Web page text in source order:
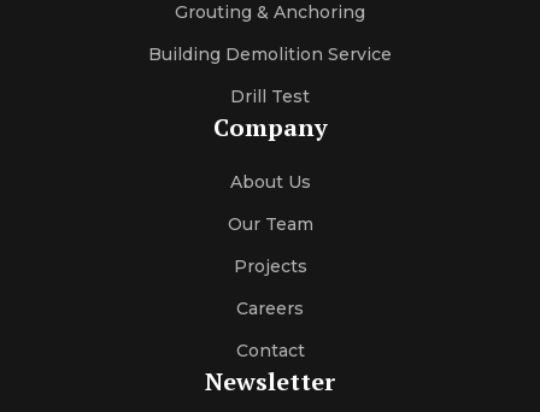
Grouting & Anchoring
Building Demolition Service
Drill Test
Company
About Us
Our Team
Projects
Careers
Contact
Newsletter